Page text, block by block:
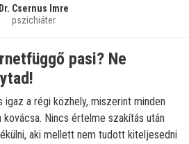
Dr. Csernus Imre
pszichiáter
pasi? Ne
igaz a régi közhely, miszerint minden
Nincs értelme szakítás után
aki mellett nem tudott kiteljesedni